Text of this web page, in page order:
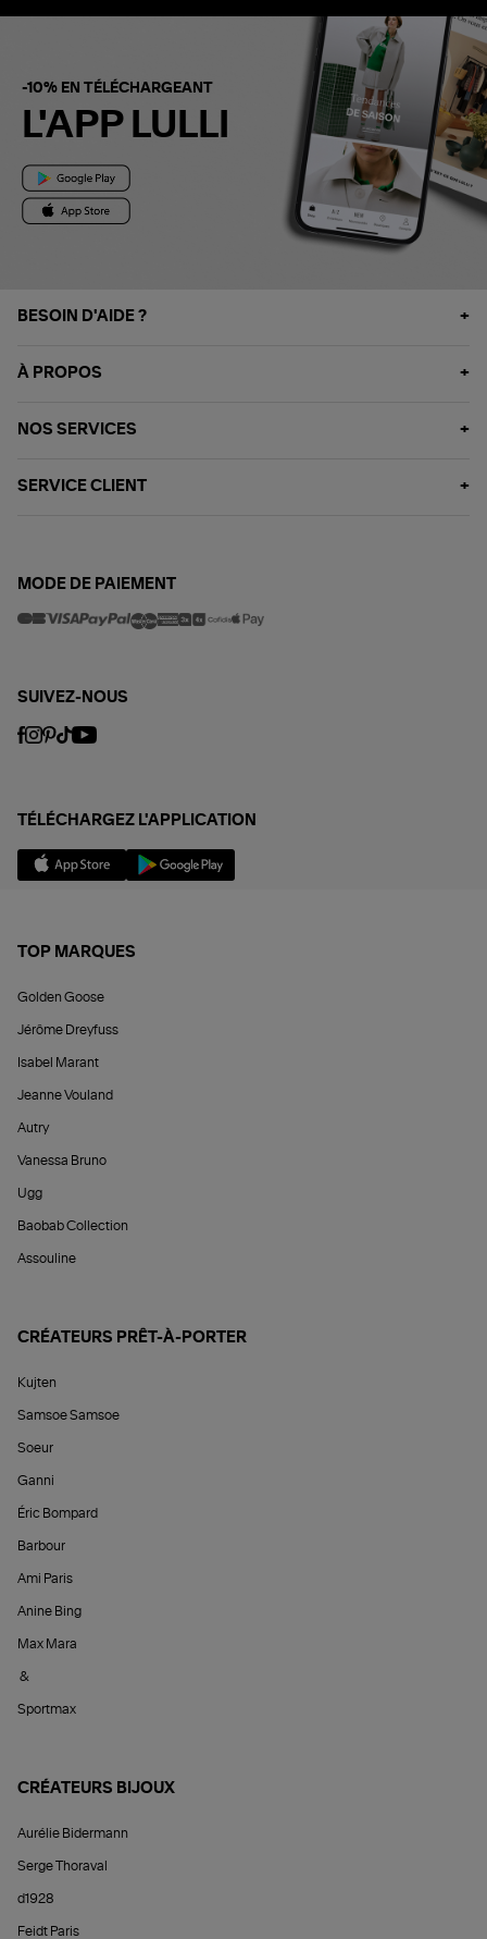
-10% EN TÉLÉCHARGEANT
L'APP LULLI
BESOIN D'AIDE ?
À PROPOS
NOS SERVICES
SERVICE CLIENT
MODE DE PAIEMENT
SUIVEZ-NOUS
TÉLÉCHARGEZ L'APPLICATION
TOP MARQUES
Golden Goose
Jérôme Dreyfuss
Isabel Marant
Jeanne Vouland
Autry
Vanessa Bruno
Ugg
Baobab Collection
Assouline
CRÉATEURS PRÊT-À-PORTER
Kujten
Samsoe Samsoe
Soeur
Ganni
Éric Bompard
Barbour
Ami Paris
Anine Bing
Max Mara
&
Sportmax
CRÉATEURS BIJOUX
Aurélie Bidermann
Serge Thoraval
d1928
Feidt Paris